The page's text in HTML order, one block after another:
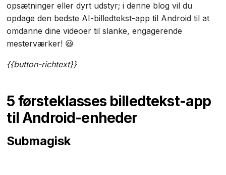
opsætninger eller dyrt udstyr; i denne blog vil du
opdage den bedste AI-billedtekst-app til Android til at
omdanne dine videoer til slanke, engagerende
mesterværker! 😃
{{button-richtext}}‍
5 førsteklasses billedtekst-app
til Android-enheder
Submagisk